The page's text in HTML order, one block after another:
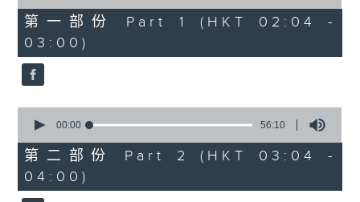
56
minutes,
0
seconds
第一部份 Part 1 (HKT 02:04 -
03:00)
seconds
56
minutes,
10
seconds
00:00 56:10
第二部份 Part 2 (HKT 03:04 -
04:00)